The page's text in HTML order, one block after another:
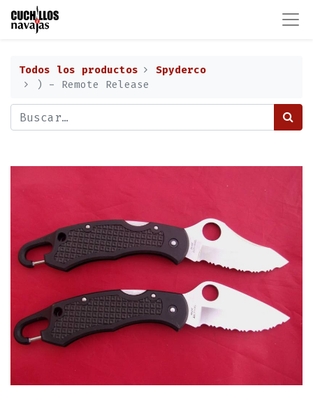
Todos los productos
Spyderco
) - Remote Release